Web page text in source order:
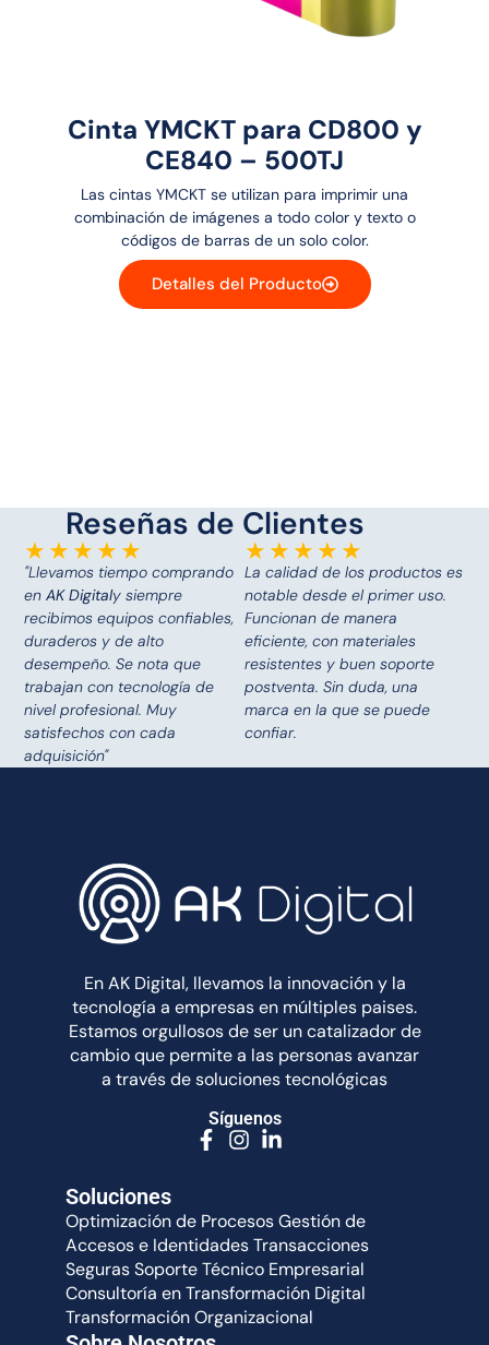
Cinta YMCKT para CD800 y
CE840 – 500TJ
Las cintas YMCKT se utilizan para imprimir una
combinación de imágenes a todo color y texto o
códigos de barras de un solo color.
Detalles del Producto
Reseñas de Clientes
☆ ☆ ☆ ☆ ☆
"Llevamos tiempo comprando
enAK Digitaly siempre
recibimos equipos confiables,
duraderos y de alto
desempeño. Se nota que
trabajan con tecnología de
nivel profesional. Muy
satisfechos con cada
adquisición"
★ ★ ★ ★ ★
La calidad de los productos es
notable desde el primer uso.
Funcionan de manera
eficiente, con materiales
resistentes y buen soporte
postventa. Sin duda, una
marca en la que se puede
confiar.
En AK Digital, llevamos la innovación y la
tecnología a empresas en múltiples paises.
Estamos orgullosos de ser un catalizador de
cambio que permite a las personas avanzar
a través de soluciones tecnológicas
Síguenos
Soluciones
Optimización de ProcesosGestión de
Accesos e IdentidadesTransacciones
SegurasSoporte Técnico Empresarial
Consultoría en Transformación Digital
Transformación Organizacional